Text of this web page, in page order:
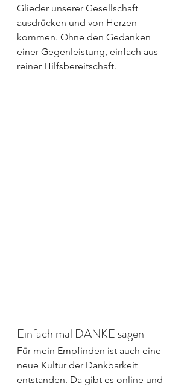
Glieder unserer Gesellschaft
ausdrücken und von Herzen
kommen. Ohne den Gedanken
einer Gegenleistung, einfach aus
reiner Hilfsbereitschaft.
Einfach mal DANKE sagen
Für mein Empfinden ist auch eine
neue Kultur der Dankbarkeit
entstanden. Da gibt es online und